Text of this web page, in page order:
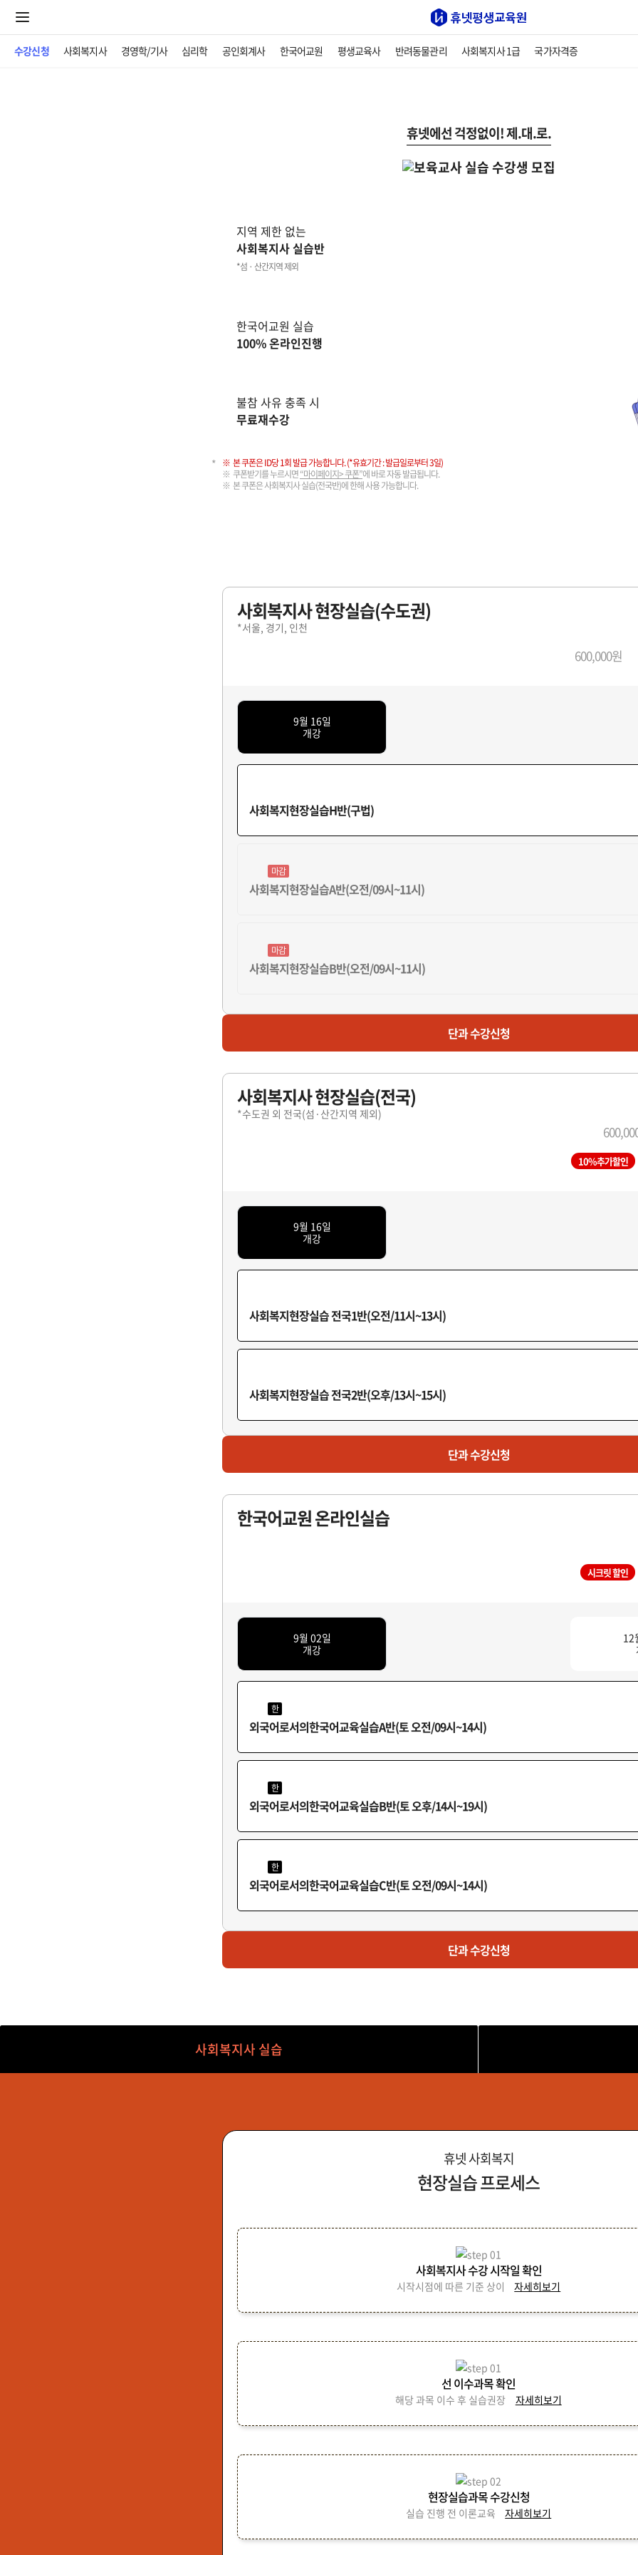
휴넷에선 걱정없이! 제.대.로.
지역 제한 없는
사회복지사 실습반
*섬 · 산간지역 제외
한국어교원 실습
100% 온라인진행
불참 사유 충족 시
무료재수강
본 쿠폰은 ID당 1회 발급 가능합니다. (*유효기간 : 발급일로부터 3일)
쿠폰받기를 누르시면“마이페이지> 쿠폰”에 바로 자동 발급됩니다.
본 쿠폰은 사회복지사 실습(전국반)에 한해 사용 가능합니다.
사회복지사 현장실습(수도권)
*서울, 경기, 인천
600,000원
9월 16일
개강
사회복지현장실습H반(구법)
마감
사회복지현장실습A반(오전/09시~11시)
마감
사회복지현장실습B반(오전/09시~11시)
사회복지현장실습C반(오후/12시~14시)
마감
사회복지현장실습D반(오후/12시~14시)
사회복지현장실습E반(오후/15시~17시)
마감
마감
단과 수강신청
사회복지사 현장실습(전국)
*수도권 외 전국(섬·산간지역 제외)
10%추가할인
9월 16일
개강
사회복지현장실습 전국1반(오전/11시~13시)
사회복지현장실습 전국2반(오후/13시~15시)
단과 수강신청
한국어교원 온라인실습
시크릿 할인
9월 02일
개강
12
한
외국어로서의한국어교육실습A반(토 오전/09시~14시)
한
외국어로서의한국어교육실습B반(토 오후/14시~19시)
한
외국어로서의한국어교육실습C반(토 오전/09시~14시)
외국어로서의한국어교육실습D반(토 오후/14시~19시)
단과 수강신청
사회복지사 실습
휴넷 사회복지
현장실습 프로세스
사회복지사 수강 시작일 확인
시작시점에 따른 기준 상이 자세히보기
선 이수과목 확인
해당 과목 이수 후 실습권장 자세히보기
현장실습과목 수강신청
실습 진행 전 이론교육 자세히보기
수강신청 사회복지사 경영학/기사 심리학 공인회계사 한국어교원 평생교육사 반려동물관리 사회복지사 1급 국가자격증